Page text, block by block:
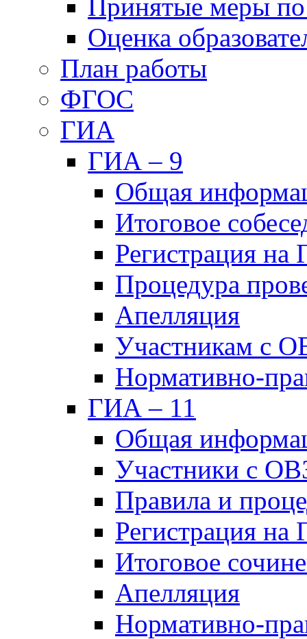
Принятые меры
Оценка
План работы
ФГОС
ГИА
ГИА – 9
Общая
Итоговое
Регистрация
Процедура
Апелляция
Участникам с
Нормативно-
ГИА – 11
Общая
Участники с
Правила и
Регистрация
Итоговое
Апелляция
Нормативно-